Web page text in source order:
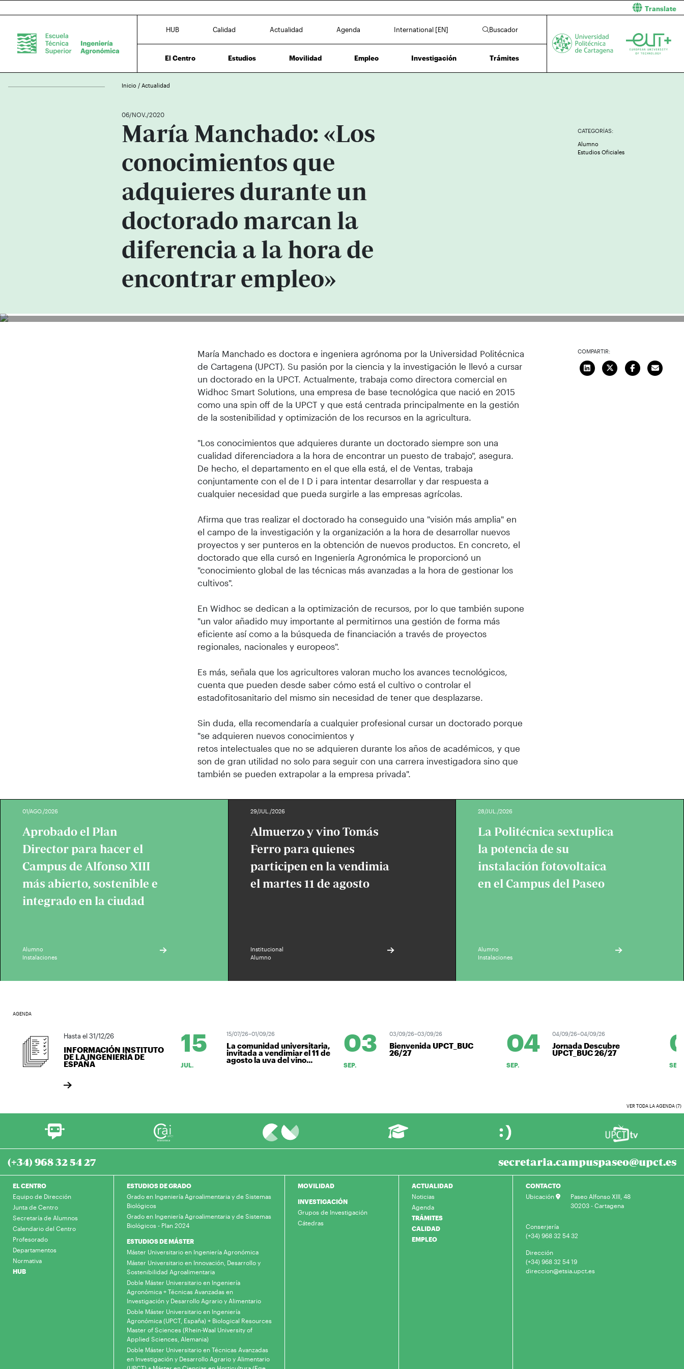
Translate
HUB Calidad Actualidad Agenda International [EN] Buscador
El Centro Estudios Movilidad Empleo Investigación Trámites
Inicio / Actualidad
06/NOV./2020
María Manchado: «Los
conocimientos que
adquieres durante un
doctorado marcan la
diferencia a la hora de
encontrar empleo»
CATEGORÍAS:
Alumno
Estudios Oficiales
María Manchado es doctora e ingeniera agrónoma por la Universidad Politécnica
de Cartagena (UPCT). Su pasión por la ciencia y la investigación le llevó a cursar
un doctorado en la UPCT. Actualmente, trabaja como directora comercial en
Widhoc Smart Solutions, una empresa de base tecnológica que nació en 2015
como una spin off de la UPCT y que está centrada principalmente en la gestión
de la sostenibilidad y optimización de los recursos en la agricultura.
"Los conocimientos que adquieres durante un doctorado siempre son una
cualidad diferenciadora a la hora de encontrar un puesto de trabajo", asegura.
De hecho, el departamento en el que ella está, el de Ventas, trabaja
conjuntamente con el de I D i para intentar desarrollar y dar respuesta a
cualquier necesidad que pueda surgirle a las empresas agrícolas.
Afirma que tras realizar el doctorado ha conseguido una "visión más amplia" en
el campo de la investigación y la organización a la hora de desarrollar nuevos
proyectos y ser punteros en la obtención de nuevos productos. En concreto, el
doctorado que ella cursó en Ingeniería Agronómica le proporcionó un
"conocimiento global de las técnicas más avanzadas a la hora de gestionar los
cultivos".
En Widhoc se dedican a la optimización de recursos, por lo que también supone
"un valor añadido muy importante al permitirnos una gestión de forma más
eficiente así como a la búsqueda de financiación a través de proyectos
regionales, nacionales y europeos".
Es más, señala que los agricultores valoran mucho los avances tecnológicos,
cuenta que pueden desde saber cómo está el cultivo o controlar el
estadofitosanitario del mismo sin necesidad de tener que desplazarse.
Sin duda, ella recomendaría a cualquier profesional cursar un doctorado porque
"se adquieren nuevos conocimientos y
retos intelectuales que no se adquieren durante los años de académicos, y que
son de gran utilidad no solo para seguir con una carrera investigadora sino que
también se pueden extrapolar a la empresa privada".
COMPARTIR:
01/AGO./2026
Aprobado el Plan
Director para hacer el
Campus de Alfonso XIII
más abierto, sostenible e
integrado en la ciudad
Alumno
Instalaciones
29/JUL./2026
Almuerzo y vino Tomás
Ferro para quienes
participen en la vendimia
el martes 11 de agosto
Institucional
Alumno
28/JUL./2026
La Politécnica sextuplica
la potencia de su
instalación fotovoltaica
en el Campus del Paseo
Alumno
Instalaciones
AGENDA
Hasta el 31/12/26
INFORMACIÓN INSTITUTO
DE LA INGENIERÍA DE
ESPAÑA
15
JUL.
15/07/26–01/09/26
La comunidad universitaria,
invitada a vendimiar el 11 de
agosto la uva del vino...
03
SEP.
03/09/26–03/09/26
Bienvenida UPCT_BUC
26/27 04
SEP.
04/09/26–04/09/26
Jornada Descubre
UPCT_BUC 26/27
SEP.
VER TODA LA AGENDA (7)
(+34) 968 32 54 27 secretaria.campuspaseo@upct.es
EL CENTRO
Equipo de Dirección
Junta de Centro
Secretaría de Alumnos
Calendario del Centro
Profesorado
Departamentos
Normativa
HUB
ESTUDIOS DE GRADO
Grado en Ingeniería Agroalimentaria y de Sistemas
Biológicos
Grado en Ingeniería Agroalimentaria y de Sistemas
Biológicos - Plan 2024
ESTUDIOS DE MÁSTER
Máster Universitario en Ingeniería Agronómica
Máster Universitario en Innovación, Desarrollo y
Sostenibilidad Agroalimentaria
Doble Máster Universitario en Ingeniería
Agronómica + Técnicas Avanzadas en
Investigación y Desarrollo Agrario y Alimentario
Doble Máster Universitario en Ingeniería
Agronómica (UPCT, España) + Biological Resources
Master of Sciences (Rhein-Waal University of
Applied Sciences, Alemania)
Doble Máster Universitario en Técnicas Avanzadas
en Investigación y Desarrollo Agrario y Alimentario
MOVILIDAD
INVESTIGACIÓN
Grupos de Investigación
Cátedras
ACTUALIDAD
Noticias
Agenda
TRÁMITES
CALIDAD
EMPLEO
CONTACTO
Ubicación
Paseo Alfonso XIII, 48
30203 - Cartagena
Conserjería
(+34) 968 32 54 32
Dirección
(+34) 968 32 54 19
direccion@etsia.upct.es